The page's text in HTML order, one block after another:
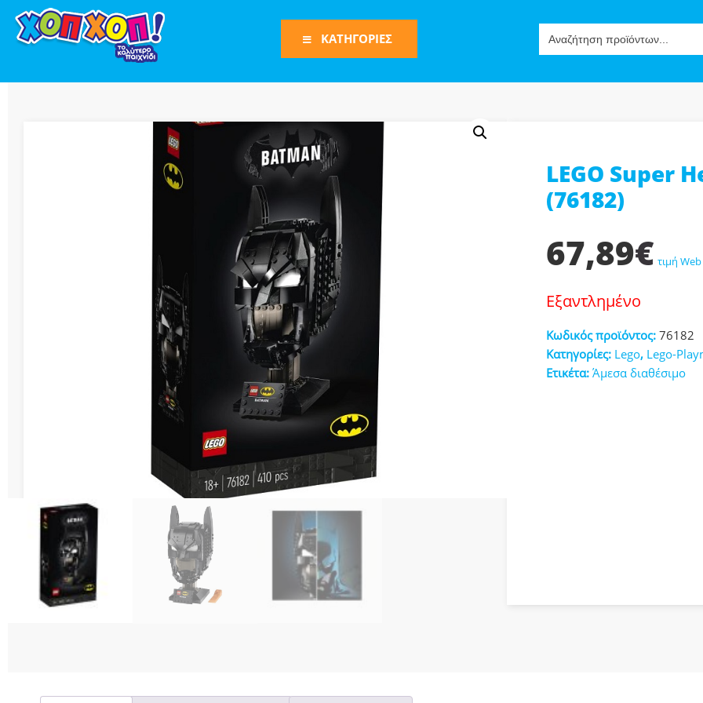
for:
ΚΑΤΗΓΟΡΙΕΣ
Φιγούρες Δράσης
Φιγούρες
Τρένα
Bruder
Οχήματα
Πίστες-Γκαράζ
Παιχνίδια Ρόλων-Μίμησης
Play Set
Όπλα
Διάφορες Κατασκευές
Σπόρ
LEGO Super
(76182)
67,89€ τιμή Web
Εξαντλημένο
Κωδικός προϊόντος: 76182
Κατηγορίες: Lego, Lego-
Ετικέτα: Άμεσα διαθέσιμο